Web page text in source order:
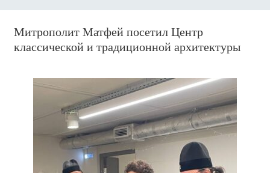
Митрополит Матфей посетил Центр
классической и традиционной архитектуры